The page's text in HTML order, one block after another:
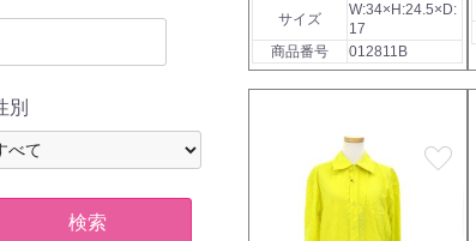
別
検索
サイズ
W:34×H:24.5×D:
17
商品番号
012811B
favorite